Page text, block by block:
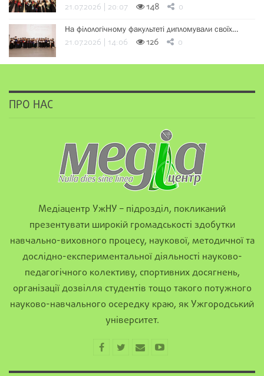
21.07.2026 | 20:07 148 0
На філологічному факультеті дипломували своїх…
21.07.2026 | 14:06 126 0
ПРО НАС
Медіацентр УжНУ – підрозділ, покликаний
презентувати широкій громадськості здобутки
навчально-виховного процесу, наукової, методичної та
дослідно-експериментальної діяльності науково-
педагогічного колективу, спортивних досягнень,
організації дозвілля студентів тощо такого потужного
науково-навчального осередку краю, як Ужгородський
університет.